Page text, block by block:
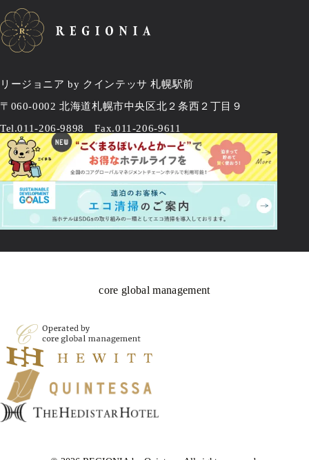
リージョニア by クインテッサ 札幌駅前
〒060-0002 北海道札幌市中央区北２条西２丁目９
Tel.011-206-9898 Fax.011-206-9611
core global management
ホテルのご案内
客室 朝食